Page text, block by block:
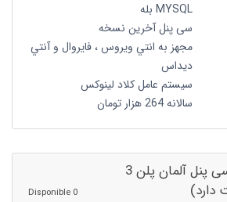
MYSQL بله
سی پنل آخرین نسخه
مجهز به انتي ويروس ، فايروال و آنتي
ديداس
سیستم عامل کلاد لینوکس
سالانه 264 هزار تومان
نمایندگی هاست سی پنل آلمان پلن 3
دارد)
0 Disponible